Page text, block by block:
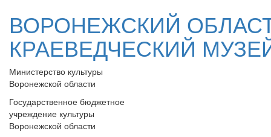
ВОРОНЕЖСКИЙ
КРАЕВЕДЧЕСКИЙ
Министерство культуры
Воронежской области
Государственное бюджетное
учреждение культуры
Воронежской области